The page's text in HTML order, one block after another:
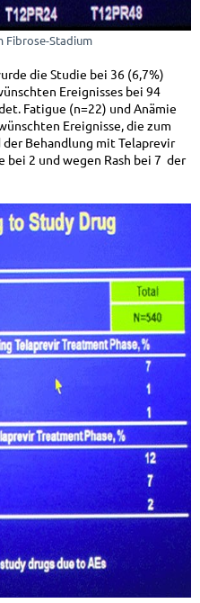
Fibrose-Stadium
die Studie bei 36 (6,7%)
Ereignisses bei 94
Fatigue (n=22) und Anämie
Ereignisse, die zum
Behandlung mit Telaprevir
bei 2 und wegen Rash bei 7 der